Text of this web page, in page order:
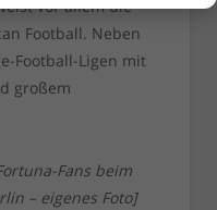
vor allem die
Football. Neben
Football-Ligen mit
großem
Fans beim
– eigenes Foto]